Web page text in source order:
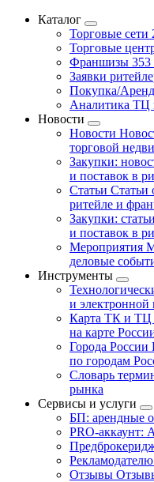
Каталог
Торговые сети
Торговые
Франшизы 353
Заявки
Покупка/
Аналитика
Новости
Новости
торговой
Закупки:
и поставок в
Статьи Статьи
ритейле и
Закупки: статьи
и поставок в
Мероприятия
деловые
Инструменты
и
Карта ТК и ТЦ
на карте
Города России
по городам
Словарь
рынка
Сервисы и услуги
БП: арендные
PRO-аккаунт:
Рекламодателю
Отзывы